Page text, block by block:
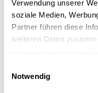
Verwendung unserer
soziale Medien,
Partner führen diese
weiteren Daten
Notwendig